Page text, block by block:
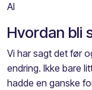
AI
Hvordan bli
Vi har sagt det før
endring. Ikke bare
hadde en ganske